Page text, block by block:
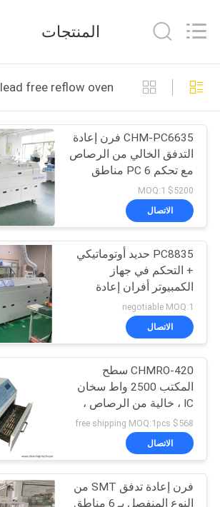
بيت
منتجات
مقاطع
الفيديو
معلومات
جولة
المصنع
مراقبة
الجودة
اتصل
بنا
TECHNOLOGY
LIMITED.
Reserved.
المنتجات
lead free reflow oven التصنيع عبر الإنترنت
CHM-PC6635 فرن إعادة
التدفق الخالي من الرصاص
مع تحكم PC 6 مناطق
درجة الحرارة ومجال
لللحام SMT
$5200 MOQ:1
الاتصال
PC8835 حديد أوتوماتيكي
+ التحكم في جهاز
الكمبيوتر أفران إعادة
التدفق الخالي من الرصاص
negotiable MOQ:1
الاتصال
CHMRO-420 سطح
المكتب 2500 واط سخان
IC ، خالية من الرصاص ،
هواء ساخن ، فرن إعادة
التدفق بالأشعة تحت
الحمراء
$568 free shipping MOQ:1pcs
الاتصال
فرن إعادة تدفق SMT من
النوع المنفصل بـ 6 مناطق